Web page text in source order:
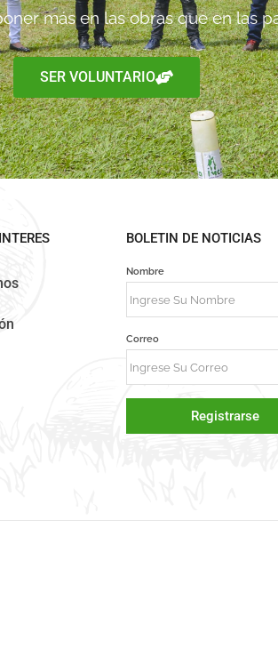
más en las obras que en las
SER VOLUNTARIO
BOLETIN DE NOTICIAS
Nombre
Correo
Registrarse